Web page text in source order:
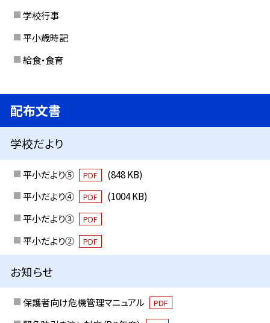
学校行事
平小歳時記
給食・食育
配布文書
学校だより
平小だより⑤ PDF
(848 KB)
平小だより④
PDF
(1004 KB)
平小だより③
PDF
平小だより② PDF
お知らせ
保護者向け危機管理マニュアル PDF